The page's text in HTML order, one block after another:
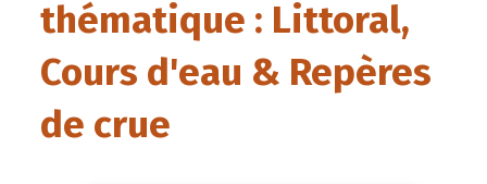
thématique : Littoral,
Cours d'eau & Repères
de crue